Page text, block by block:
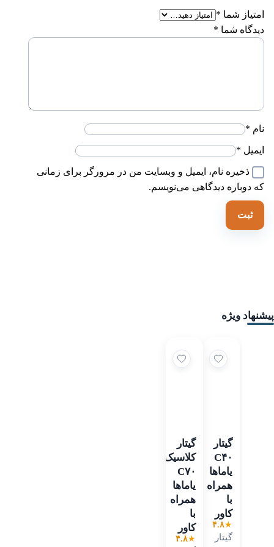
شما*
شما*
*
*
ذخیره نام، ایمیل و وبسایت من در مرورگر برای زمانی
دوباره دیدگاهی می‌نویسم.
ویژه
گیتار
C۴۰
یاماها
همراه
کاور
۴.۸
گیتار
گیتار
کلاسیک
C۷۰
یاماها
همراه
کاور
۴.۸